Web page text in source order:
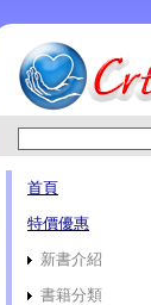
首頁
特價優惠
新書介紹
書籍分類